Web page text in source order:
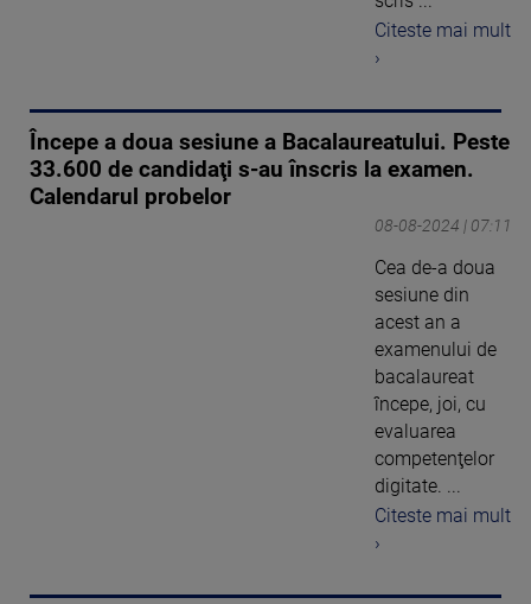
Citeste mai mult
›
Începe a doua sesiune a Bacalaureatului. Peste
33.600 de candidaţi s-au înscris la examen.
Calendarul probelor
08-08-2024 | 07:11
Cea de-a doua
sesiune din
acest an a
examenului de
bacalaureat
începe, joi, cu
evaluarea
competenţelor
digitate. ...
Citeste mai mult
›